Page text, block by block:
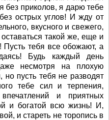
без приколов, я дарю тебе
острых углов! И жду от
вкусного и свежего,
такой же, еще и
тебя все обожают, а
Будь каждый день
несмотря на плохую
но пусть тебя не разводят
тебе сил и терпения,
и приятных
и богатой всю жизнь! И,
и стареть не торопись в